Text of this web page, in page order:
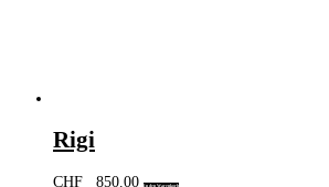
Rigi
CHF 850.00 In den Warenkorb